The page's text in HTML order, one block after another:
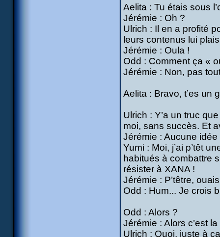
Aelita : Tu étais sous
Jérémie : Oh ?
Ulrich : Il en a profité
leurs contenus lui
Jérémie : Oula !
Odd : Comment ça «
Jérémie : Non, pas
Aelita : Bravo, t’es un
Ulrich : Y’a un truc
moi, sans succès. Et
Jérémie : Aucune idée
Yumi : Moi, j’ai p’têt
habitués à combattre
résister à XANA !
Jérémie : P’têtre,
Odd : Hum... Je crois
Odd : Alors ?
Jérémie : Alors c’est
Ulrich : Quoi, juste à